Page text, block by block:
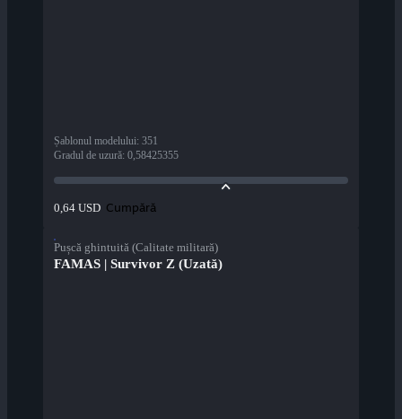
Șablonul modelului: 351
Gradul de uzură: 0,58425355
0,64 USD Cumpără
Pușcă ghintuită (Calitate militară)
FAMAS | Survivor Z (Uzată)